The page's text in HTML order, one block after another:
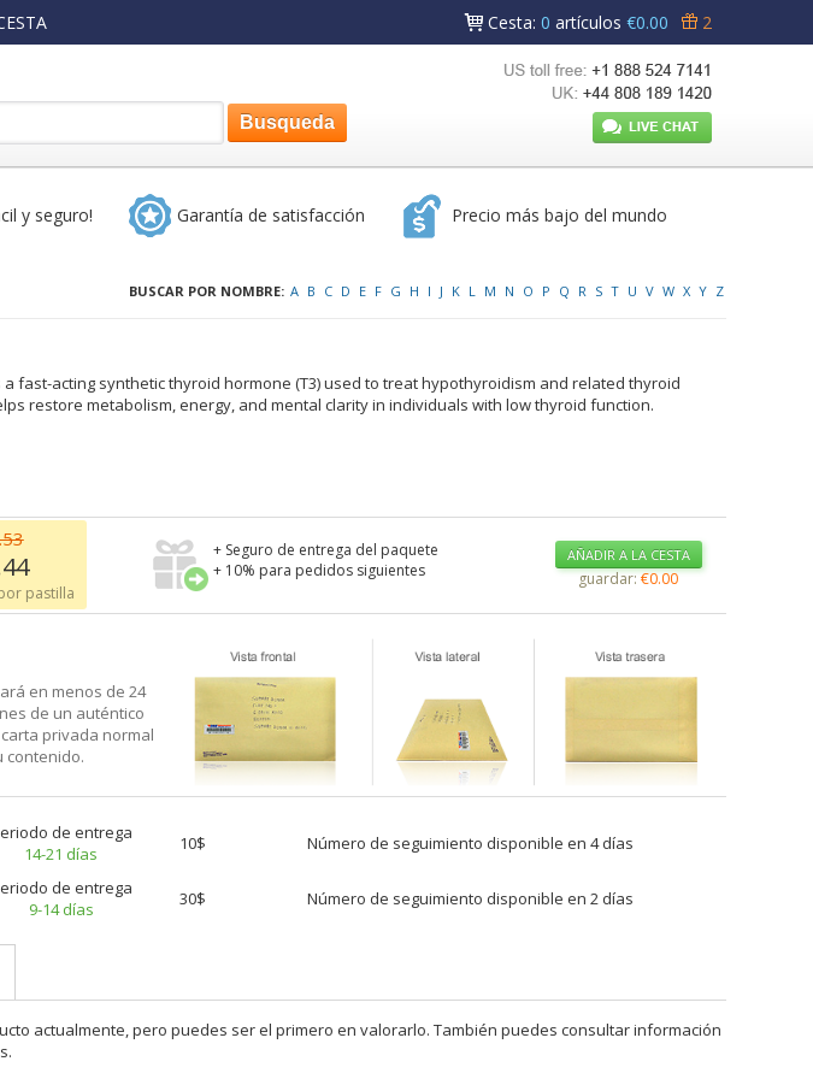
Cesta: 0 artículos €0.00 2
y seguro! Garantía de satisfacción Precio más bajo del mundo
BUSCAR POR NOMBRE: A B C D E F G H I J K L M N O P Q R S T U V W X Y Z
fast-acting synthetic thyroid hormone (T3) used to treat hypothyroidism and related thyroid
restore metabolism, energy, and mental clarity in individuals with low thyroid function.
pastilla
+ Seguro de entrega del paquete
+ 10% para pedidos siguientes
AÑADIR A LA CESTA
guardar:€0.00
en menos de 24
de un auténtico
privada normal
contenido.
de entrega
14-21 días
10$ Número de seguimiento disponible en 4 días
de entrega
9-14 días
30$ Número de seguimiento disponible en 2 días
actualmente, pero puedes ser el primero en valorarlo. También puedes consultar información